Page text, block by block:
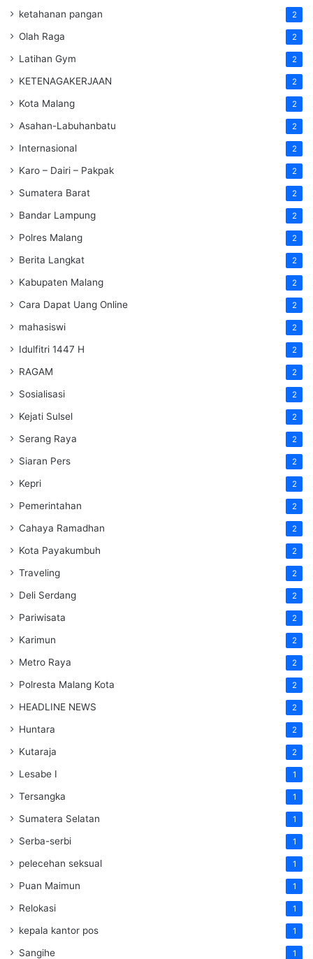
ketahanan pangan 2
Olah Raga 2
Latihan Gym 2
KETENAGAKERJAAN 2
Kota Malang 2
Asahan-Labuhanbatu 2
Internasional 2
Karo – Dairi – Pakpak 2
Sumatera Barat 2
Bandar Lampung 2
Polres Malang 2
Berita Langkat 2
Kabupaten Malang 2
Cara Dapat Uang Online 2
mahasiswi 2
Idulfitri 1447 H 2
RAGAM 2
Sosialisasi 2
Kejati Sulsel 2
Serang Raya 2
Siaran Pers 2
Kepri 2
Pemerintahan 2
Cahaya Ramadhan 2
Kota Payakumbuh 2
Traveling 2
Deli Serdang 2
Pariwisata 2
Karimun 2
Metro Raya 2
Polresta Malang Kota 2
HEADLINE NEWS 2
Huntara 2
Kutaraja 2
Lesabe I 1
Tersangka 1
Sumatera Selatan 1
Serba-serbi 1
pelecehan seksual 1
Puan Maimun 1
Relokasi 1
kepala kantor pos 1
Sangihe 1